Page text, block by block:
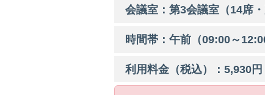
会議室：第3会議室（14席・
時間帯： 午前（09:00～
利用料金（税込）： 5,930円